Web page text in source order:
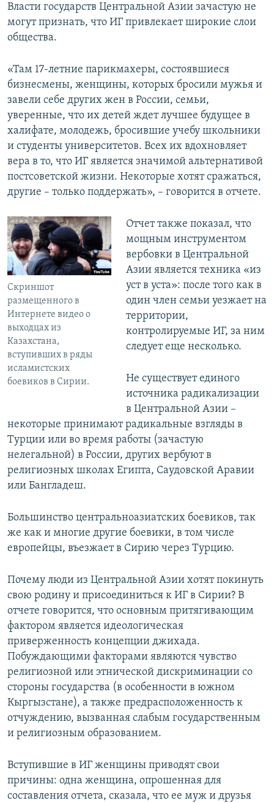
Власти государств Центральной Азии зачастую не
могут признать, что ИГ привлекает широкие слои
общества.
«Там 17-летние парикмахеры, состоявшиеся
бизнесмены, женщины, которых бросили мужья и
завели себе других жен в России, семьи,
уверенные, что их детей ждет лучшее будущее в
халифате, молодежь, бросившие учебу школьники
и студенты университетов. Всех их вдохновляет
вера в то, что ИГ является значимой альтернативой
постсоветской жизни. Некоторые хотят сражаться,
другие – только поддержать», – говорится в отчете.
Скриншот
размещенного в
Интернете видео о
выходцах из
Казахстана,
вступивших в ряды
исламистских
боевиков в Сирии.
Отчет также показал, что
мощным инструментом
вербовки в Центральной
Азии является техника «из
уст в уста»: после того как в
один член семьи уезжает на
территории,
контролируемые ИГ, за ним
следует еще несколько.
Не существует единого
источника радикализации
в Центральной Азии –
некоторые принимают радикальные взгляды в
Турции или во время работы (зачастую
нелегальной) в России, других вербуют в
религиозных школах Египта, Саудовской Аравии
или Бангладеш.
Большинство центральноазиатских боевиков, так
же как и многие другие боевики, в том числе
европейцы, въезжает в Сирию через Турцию.
Почему люди из Центральной Азии хотят покинуть
свою родину и присоединиться к ИГ в Сирии? В
отчете говорится, что основным притягивающим
фактором является идеологическая
приверженность концепции джихада.
Побуждающими факторами являются чувство
религиозной или этнической дискриминации со
стороны государства (в особенности в южном
Кыргызстане), а также предрасположенность к
отчуждению, вызванная слабым государственным
и религиозным образованием.
Вступившие в ИГ женщины приводят свои
причины: одна женщина, опрошенная для
составления отчета, сказала, что ее муж и друзья